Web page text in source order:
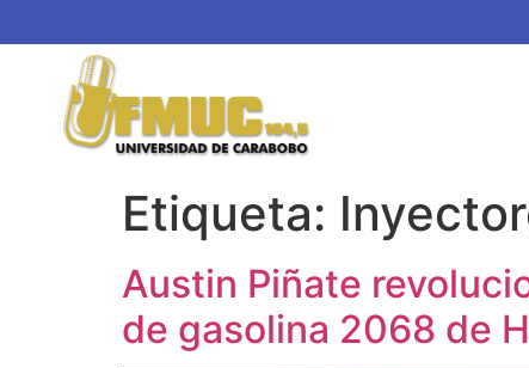
Etiqueta:
Austin Piñate
de gasolina 2068 de